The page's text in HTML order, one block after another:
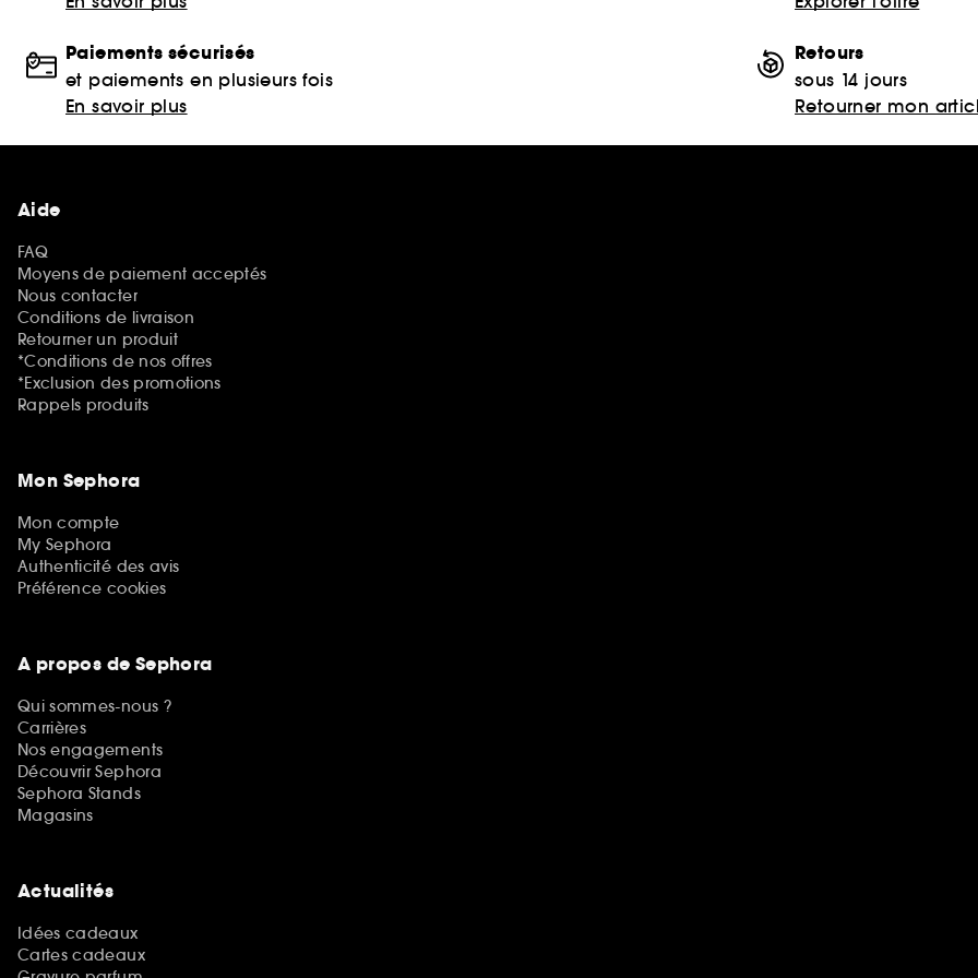
Paiements sécurisés
et paiements en plusieurs fois
En savoir plus
Retours
sous 14 jours
Retourner mon
Aide
FAQ
Moyens de paiement acceptés
Nous contacter
Conditions de livraison
Retourner un produit
*Conditions de nos offres
*Exclusion des promotions
Rappels produits
Mon Sephora
Mon compte
My Sephora
Authenticité des avis
Préférence cookies
A propos de Sephora
Qui sommes-nous ?
Carrières
Nos engagements
Découvrir Sephora
Sephora Stands
Magasins
Actualités
Idées cadeaux
Cartes cadeaux